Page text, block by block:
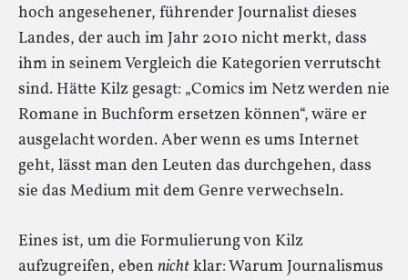
hoch angesehener, führender Journalist dieses
Landes, der auch im Jahr 2010 nicht merkt, dass
ihm in seinem Vergleich die Kategorien verrutscht
sind. Hätte Kilz gesagt: „Comics im Netz werden nie
Romane in Buchform ersetzen können“, wäre er
ausgelacht worden. Aber wenn es ums Internet
geht, lässt man den Leuten das durchgehen, dass
sie das Medium mit dem Genre verwechseln.
Eines ist, um die Formulierung von Kilz
aufzugreifen, eben nichtklar: Warum Journalismus